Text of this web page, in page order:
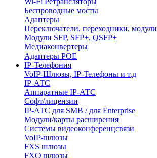
Беспроводные мосты
Адаптеры
Переключатели, переходники, модули
Модули SFP, SFP+, QSFP+
Медиаконвертеры
Адаптеры POE
IP-Телефония
VoIP-Шлюзы, IP-Телефоны и т.д
IP-АТС
Аппаратные IP-АТС
Софт/лицензии
IP-АТС для SMB / для Enterprise
Модули/карты расширения
Системы видеоконференцсвязи
VoIP-шлюзы
FXS шлюзы
FXO шлюзы